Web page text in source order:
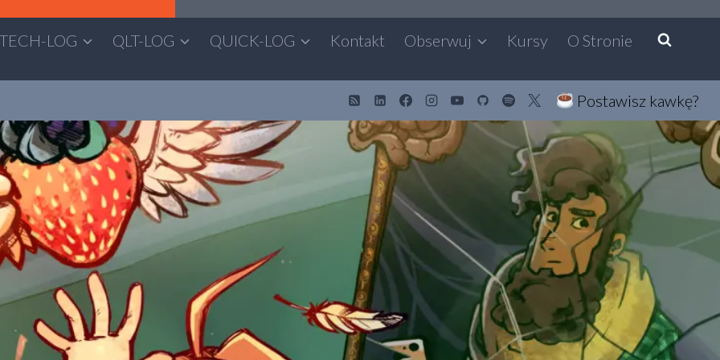
TECH-LOG QLT-LOG QUICK-LOG Kontakt Obserwuj Kursy O Stronie
Postawisz kawkę?